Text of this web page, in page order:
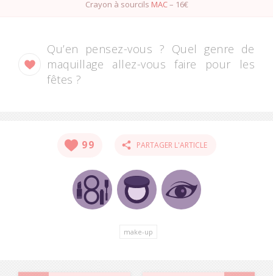
Crayon à sourcils MAC– 16€
Qu’en pensez-vous ? Quel genre de
maquillage allez-vous faire pour les
fêtes ?
99 PARTAGER L'ARTICLE
make-up